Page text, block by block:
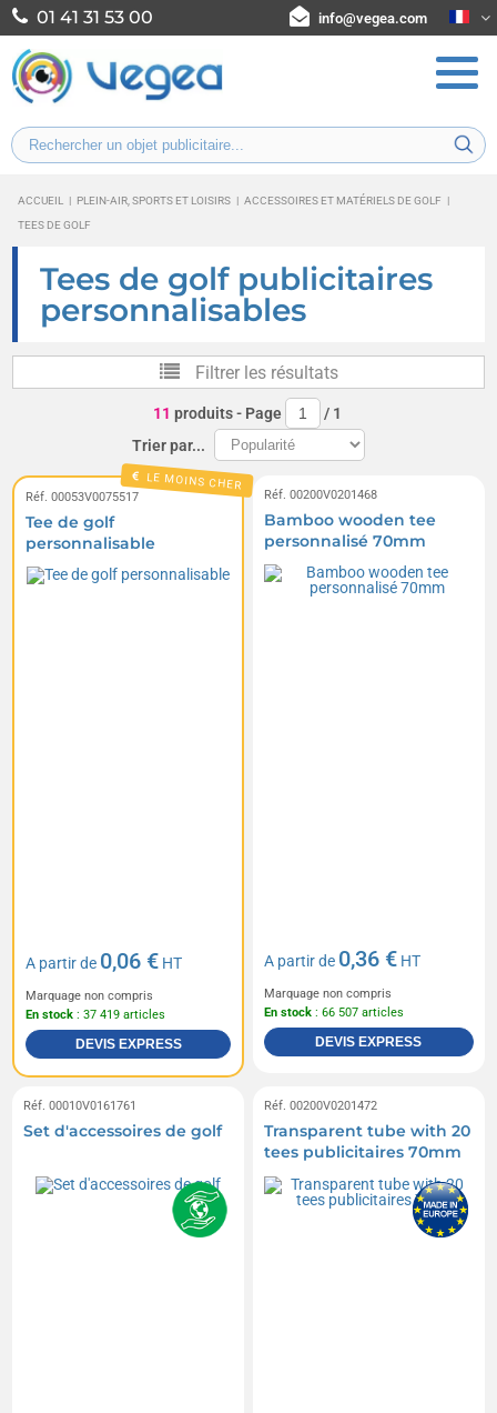
01 41 31 53 00 info@vegea.com
ACCUEIL | PLEIN-AIR, SPORTS ET LOISIRS | ACCESSOIRES ET MATÉRIELS DE GOLF
|
TEES DE GOLF
Tees de golf publicitaires
personnalisables
Filtrer les résultats
11 produits- Page / 1
Trier par...
LE MOINS CHER
Réf. 00053V0075517
Tee de golf
personnalisable
A partir de 0,06 € HT
Marquage non compris
En stock : 37 419 articles
DEVIS EXPRESS
Réf. 00200V0201468
Bamboo wooden tee
personnalisé 70mm
A partir de 0,36 € HT
Marquage non compris
En stock : 66 507 articles
DEVIS EXPRESS
Réf. 00010V0161761
Set d'accessoires de golf
Réf. 00200V0201472
Transparent tube with 20
tees publicitaires 70mm